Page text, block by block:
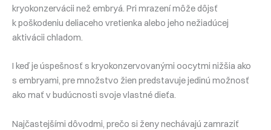
kryokonzervácii než embryá. Pri mrazení môže dôjsť
k poškodeniu deliaceho vretienka alebo jeho nežiadúcej
aktivácii chladom.
I keď je úspešnosť s kryokonzervovanými oocytmi nižšia ako
s embryami, pre množstvo žien predstavuje jedinú možnosť
ako mať v budúcnosti svoje vlastné dieťa.
Najčastejšími dôvodmi, prečo si ženy nechávajú zamraziť